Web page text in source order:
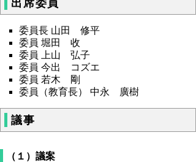
出席委員
委員長 山田 修平
委員 堀田 收
委員 上山 弘子
委員 今出 コズエ
委員 若木 剛
委員（教育長） 中永 廣樹
議事
（１）議案